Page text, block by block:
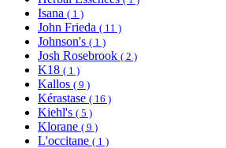
Isana ( 1 )
John Frieda ( 11 )
Johnson's ( 1 )
Josh Rosebrook ( 2 )
K18 ( 1 )
Kallos ( 9 )
Kérastase ( 16 )
Kiehl's ( 5 )
Klorane ( 9 )
L'occitane ( 1 )